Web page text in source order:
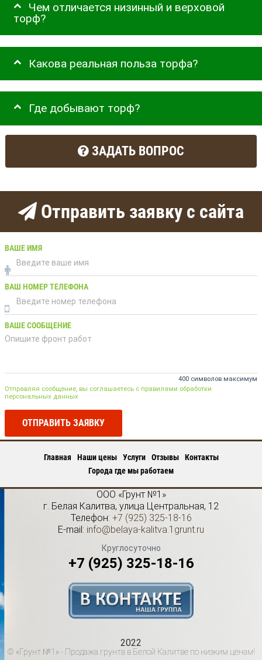
Чем отличается низинный и верховой
торф?
Какова реальная польза торфа?
Где добывают торф?
ЗАДАТЬ ВОПРОС
Отправить заявку с сайта
ВАШЕ ИМЯ
ВАШ НОМЕР ТЕЛЕФОНА
ВАШЕ СООБЩЕНИЕ
400 символов максимум
Отправляя сообщение, вы соглашаетесь с правилами обработки
персональных данных
ОТПРАВИТЬ ЗАЯВКУ
Главная Наши цены Услуги Отзывы
Контакты
Города где мы работаем
ООО «Грунт №1»
г. Белая Калитва, улица Центральная, 12
Телефон: +7 (925) 325-18-16
E-mail: info@belaya-kalitva.1grunt.ru
Круглосуточно
+7 (925) 325-18-16
2022
© «Грунт №1» - Продажа грунта в Белой Калитве по низким ценам!